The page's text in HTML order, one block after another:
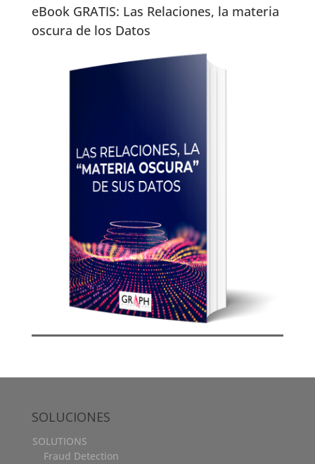
eBook GRATIS: Las Relaciones, la materia
oscura de los Datos
SOLUCIONES
SOLUTIONS
Fraud Detection